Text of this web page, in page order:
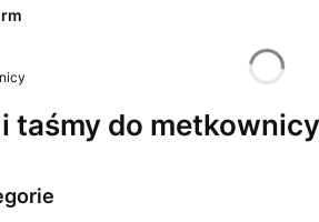
taśmy do metkownicy